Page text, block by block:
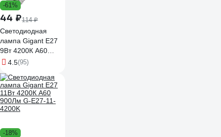
-61%
44 ₽114 ₽
Светодиодная
лампа Gigant E27
9Вт 4200К А60
850Лм G-E27-9-
4.5(95)
-18%